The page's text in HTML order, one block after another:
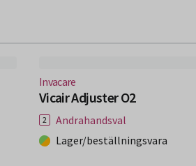
Invacare
Vicair Adjuster O2
(Nytt fönster)
Andrahandsval
Lager/beställningsvara